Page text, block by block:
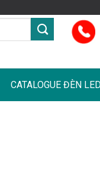
CATALOGUE ĐÈN